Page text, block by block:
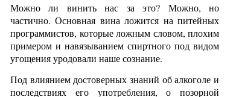
Можно ли винить нас за это? Можно, но
частично. Основная вина ложится на питейных
программистов, которые ложным словом, плохим
примером и навязыванием спиртного под видом
угощения уродовали наше сознание.
Под влиянием достоверных знаний об алкоголе и
последствиях его употребления, о позорной